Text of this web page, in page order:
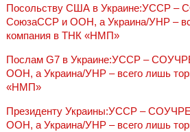
Посольству США в Украине:УССР
СоюзаССР и ООН, а Украина/УНР –
компания в ТНК «НМП»
Послам G7 в Украине:УССР –
ООН, а Украина/УНР – всего лишь
«НМП»
Президенту Украины:УССР –
ООН, а Украина/УНР – всего лишь